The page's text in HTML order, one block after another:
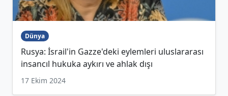
Dünya
Rusya: İsrail'in Gazze'deki eylemleri uluslararası
insancıl hukuka aykırı ve ahlak dışı
17 Ekim 2024